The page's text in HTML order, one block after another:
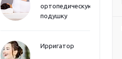
ортопедическую
подушку
Ирригатор